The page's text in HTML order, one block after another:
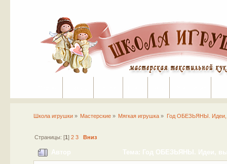
Школа игрушки» Мастерские » Мягкая игрушка » Год ОБЕЗЬЯНЫ. Идеи,
Страницы: [1 ] 2 3 Вниз
Автор Тема: Год ОБЕЗЬЯНЫ. Идеи,